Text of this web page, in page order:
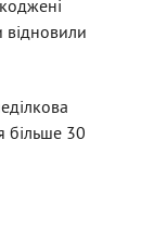
відновили
більше 30